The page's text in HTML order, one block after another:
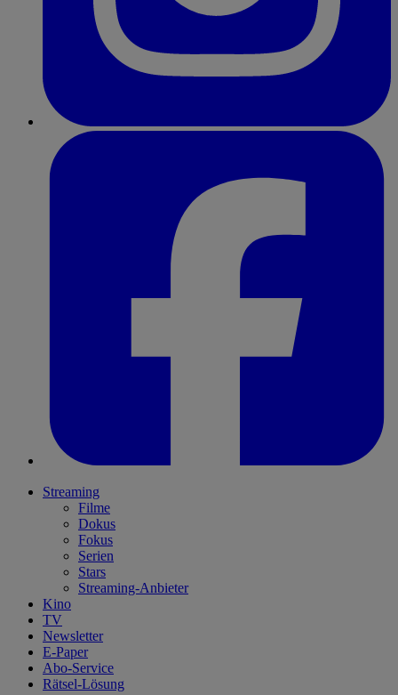
Streaming
Filme
Dokus
Fokus
Serien
Stars
Streaming-Anbieter
Kino
TV
Newsletter
E-Paper
Abo-Service
Rätsel-Lösung